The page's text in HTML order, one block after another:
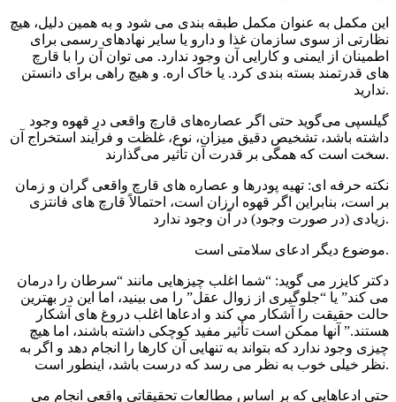
این مکمل به عنوان مکمل طبقه بندی می شود و به همین دلیل، هیچ
نظارتی از سوی سازمان غذا و دارو یا سایر نهادهای رسمی برای
اطمینان از ایمنی و کارایی آن وجود ندارد. می توان آن را با قارچ
های قدرتمند بسته بندی کرد. یا خاک اره. و هیچ راهی برای دانستن
ندارید.
گیلسپی می‌گوید حتی اگر عصاره‌های قارچ واقعی در قهوه وجود
داشته باشد، تشخیص دقیق میزان، نوع، غلظت و فرآیند استخراج آن
سخت است که همگی بر قدرت آن تأثیر می‌گذارند.
نکته حرفه ای: تهیه پودرها و عصاره های قارچ واقعی گران و زمان
بر است، بنابراین اگر قهوه ارزان است، احتمالاً قارچ های فانتزی
زیادی (در صورت وجود) در آن وجود ندارد.
موضوع دیگر ادعای سلامتی است.
دکتر کایزر می گوید: “شما اغلب چیزهایی مانند “سرطان را درمان
می کند” یا “جلوگیری از زوال عقل” را می بینید، اما این در بهترین
حالت حقیقت را آشکار می کند و ادعاها اغلب دروغ های آشکار
هستند.” آنها ممکن است تأثیر مفید کوچکی داشته باشند، اما هیچ
چیزی وجود ندارد که بتواند به تنهایی آن کارها را انجام دهد و اگر به
نظر خیلی خوب به نظر می رسد که درست باشد، اینطور است.
حتی ادعاهایی که بر اساس مطالعات تحقیقاتی واقعی انجام می